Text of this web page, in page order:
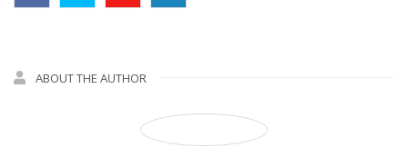
ABOUT THE AUTHOR